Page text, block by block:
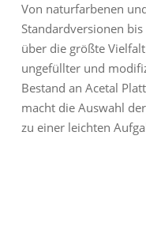
Von naturfarbenen
Standardversionen
über die größte
ungefüllter und
Bestand an Acetal
macht die Auswahl
zu einer leichten